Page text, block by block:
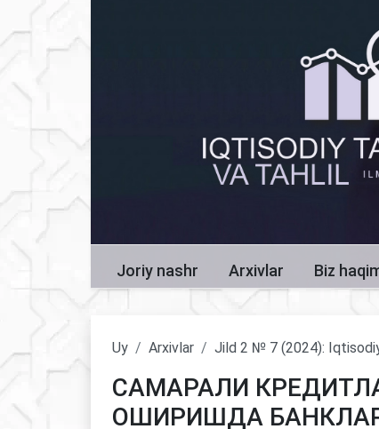
Joriy nashr Arxivlar Biz
Uy Arxivlar Jild 2 № 7 (2024):
САМАРАЛИ
ОШИРИШДА